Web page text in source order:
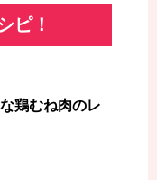
ピ！
鶏むね肉のレ